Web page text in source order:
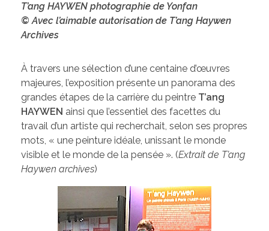
T’ang HAYWEN photographie de Yonfan
© Avec l’aimable autorisation de T’ang Haywen
Archives
À travers une sélection d’une centaine d’œuvres
majeures, l’exposition présente un panorama des
grandes étapes de la carrière du peintre T’ang
HAYWEN ainsi que l’essentiel des facettes du
travail d’un artiste qui recherchait, selon ses propres
mots, « une peinture idéale, unissant le monde
visible et le monde de la pensée ». (Extrait de T’ang
Haywen archives)